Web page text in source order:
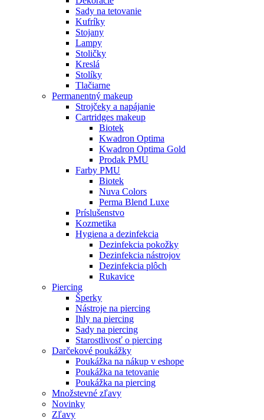
Sady na tetovanie
Kufríky
Stojany
Lampy
Stoličky
Kreslá
Stolíky
Tlačiarne
Permanentný makeup
Strojčeky a napájanie
Cartridges makeup
Biotek
Kwadron Optima
Kwadron Optima Gold
Prodak PMU
Farby PMU
Biotek
Nuva Colors
Perma Blend Luxe
Príslušenstvo
Kozmetika
Hygiena a dezinfekcia
Dezinfekcia pokožky
Dezinfekcia nástrojov
Dezinfekcia plôch
Rukavice
Piercing
Šperky
Nástroje na piercing
Ihly na piercing
Sady na piercing
Starostlivosť o piercing
Darčekové poukážky
Poukážka na nákup v eshope
Poukážka na tetovanie
Poukážka na piercing
Množstevné zľavy
Novinky
Zľavy